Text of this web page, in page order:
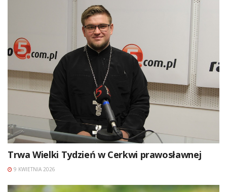
Trwa Wielki Tydzień w Cerkwi prawosławnej
9 KWIETNIA 2026